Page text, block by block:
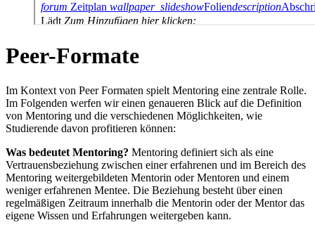
Peer-Formate
Im Kontext von Peer Formaten spielt Mentoring eine zentrale Rolle.
Im Folgenden werfen wir einen genaueren Blick auf die Definition
von Mentoring und die verschiedenen Möglichkeiten, wie
Studierende davon profitieren können:
Was bedeutet Mentoring? Mentoring definiert sich als eine
Vertrauensbeziehung zwischen einer erfahrenen und im Bereich des
Mentoring weitergebildeten Mentorin oder Mentoren und einem
weniger erfahrenen Mentee. Die Beziehung besteht über einen
regelmäßigen Zeitraum innerhalb die Mentorin oder der Mentor das
eigene Wissen und Erfahrungen weitergeben kann.